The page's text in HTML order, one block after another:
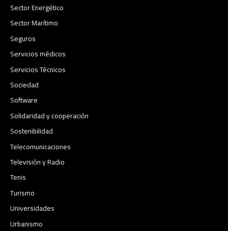
Sector Energético
Sector Marítimo
Seguros
Servicios médicos
Servicios Técnicos
Sociedad
Software
Solidaridad y cooperación
Sostenibilidad
Telecomunicaciones
Televisión y Radio
Tenis
Turismo
Universidades
Urbanismo